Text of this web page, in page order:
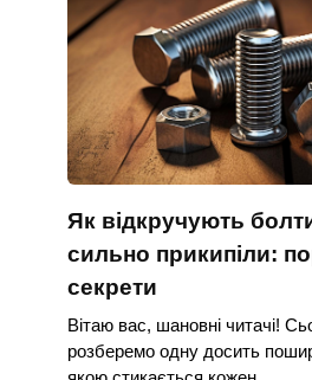
Як відкручують
сильно прикипіли:
секрети
Вітаю вас, шановні читачі!
розберемо одну досить